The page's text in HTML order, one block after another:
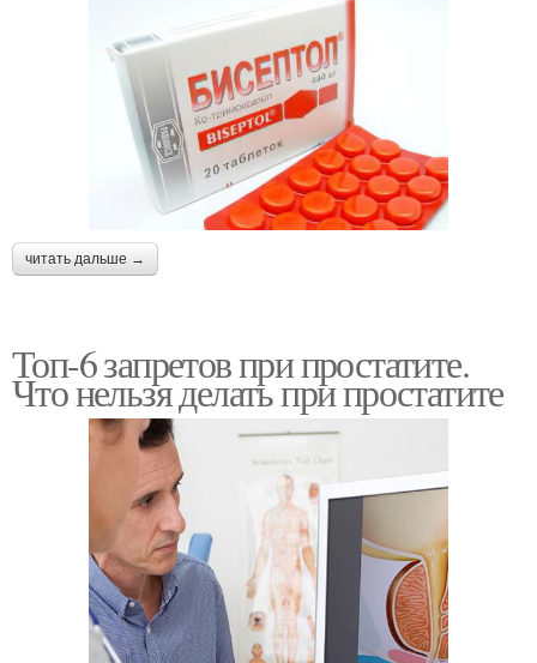
читать дальше →
Топ-6 запретов при простатите.
Что нельзя делать при простатите